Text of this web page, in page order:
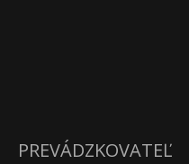
PREVÁDZKOVATEĽ